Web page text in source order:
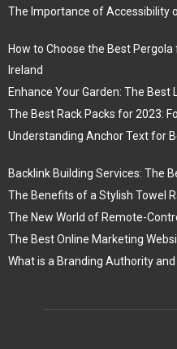
The Importance of Accessibility
How to Choose the Best
Ireland
Enhance Your Garden: The Best
The Best Rack Packs for 2023:
Understanding Anchor Text for
Backlink Building Services: The
The Benefits of a Stylish Towel
The New World of Remote-
The Best Online Marketing
What is a Branding Authority